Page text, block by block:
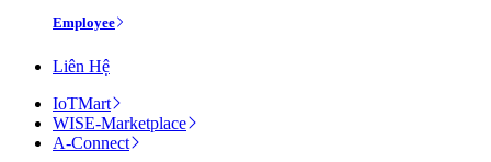
Employee
Liên Hệ
IoTMart
WISE-Marketplace
A-Connect